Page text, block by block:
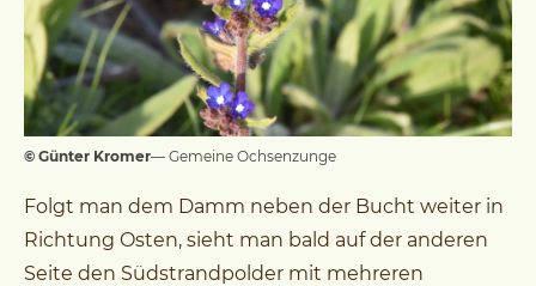
© Günter Kromer— Gemeine Ochsenzunge
Folgt man dem Damm neben der Bucht weiter in
Richtung Osten, sieht man bald auf der anderen
Seite den Südstrandpolder mit mehreren